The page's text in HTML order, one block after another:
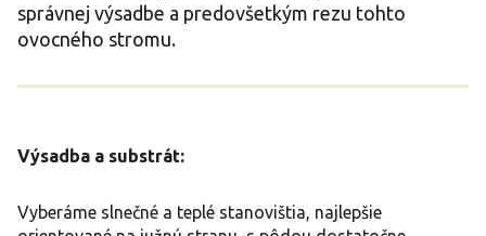
správnej výsadbe a predovšetkým rezu tohto
ovocného stromu.
Výsadba a substrát:
Vyberáme slnečné a teplé stanovištia, najlepšie